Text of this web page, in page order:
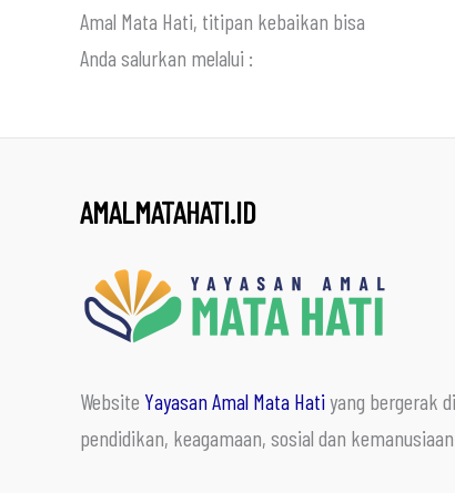
Amal Mata Hati, titipan kebaikan bisa
Anda salurkan melalui :
AMALMATAHATI.ID
Website Yayasan Amal Mata Hatiyang bergerak
pendidikan, keagamaan, sosial dan kemanusiaan